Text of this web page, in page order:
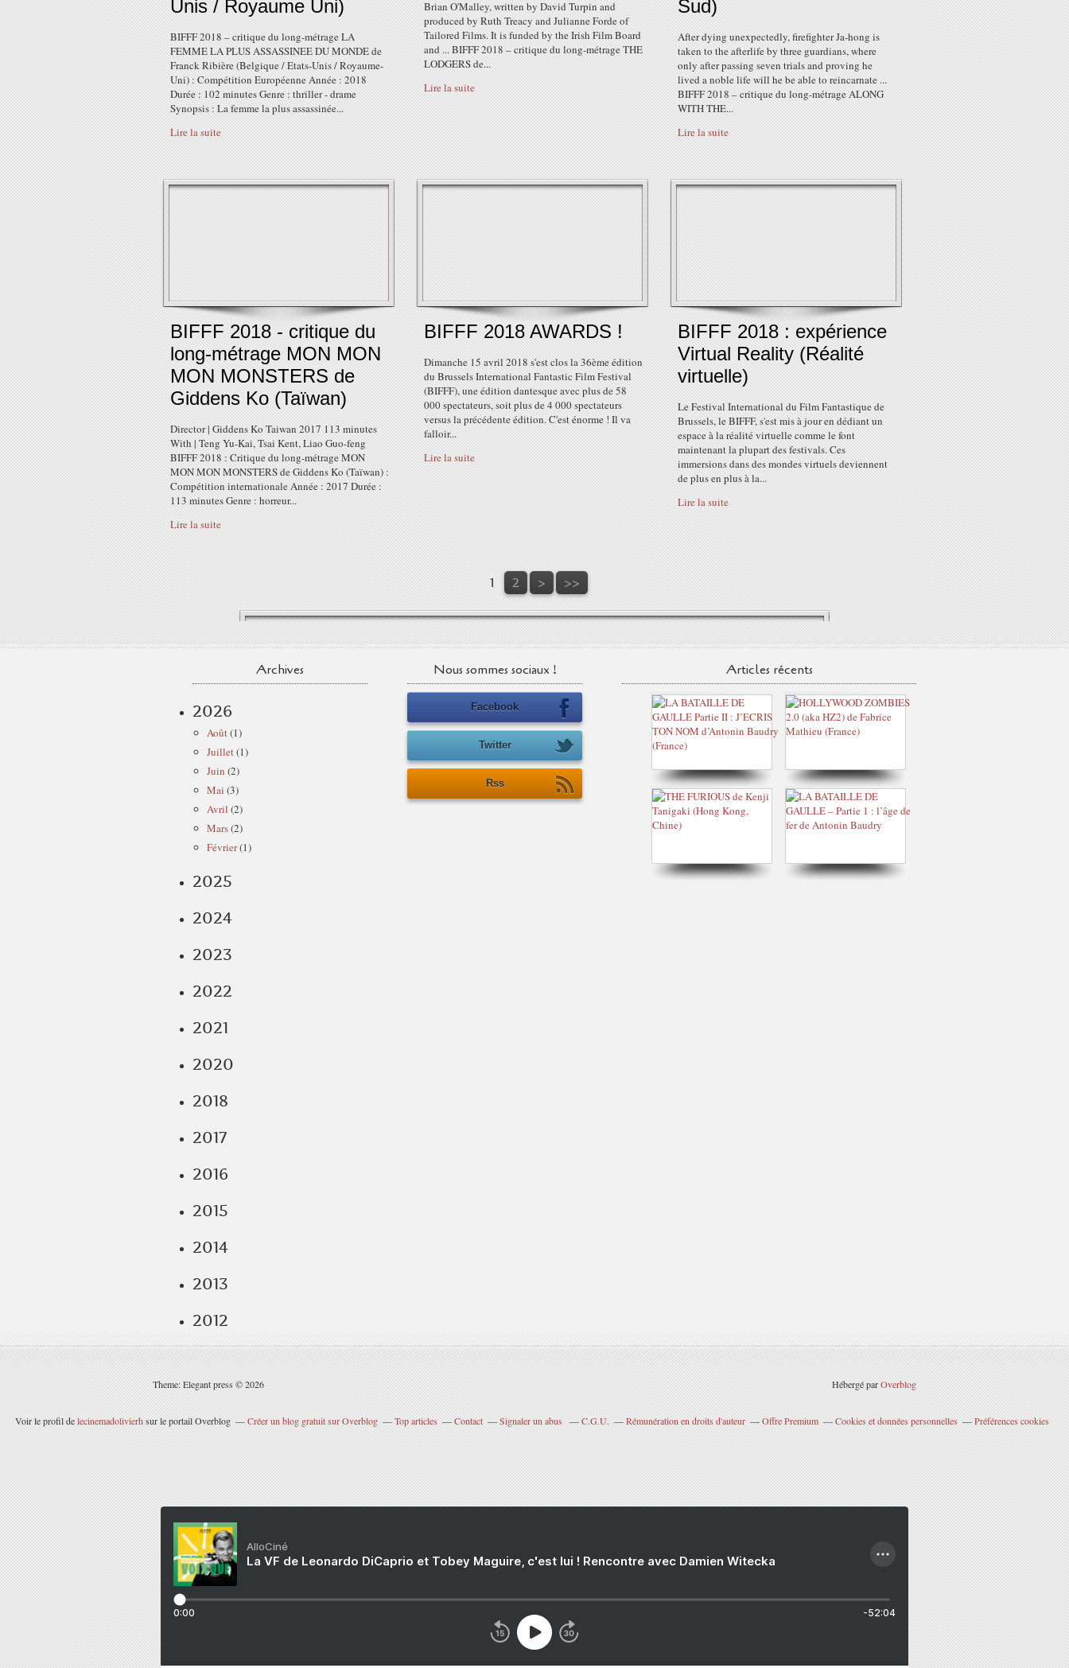
Unis / Royaume Uni)
BIFFF 2018 – critique du long-métrage LA
FEMME LA PLUS ASSASSINEE DU MONDE de
Franck Ribière (Belgique / Etats-Unis / Royaume-
Uni) : Compétition Européenne Année : 2018
Durée : 102 minutes Genre : thriller - drame
Synopsis : La femme la plus assassinée...
Lire la suite
Brian O'Malley, written by David Turpin and
produced by Ruth Treacy and Julianne Forde of
Tailored Films. It is funded by the Irish Film Board
and ... BIFFF 2018 – critique du long-métrage THE
LODGERS de...
Lire la suite
Sud)
After dying unexpectedly, firefighter Ja-hong is
taken to the afterlife by three guardians, where
only after passing seven trials and proving he
lived a noble life will he be able to reincarnate ...
BIFFF 2018 – critique du long-métrage ALONG
WITH THE...
Lire la suite
BIFFF 2018 - critique du
long-métrage MON MON
MON MONSTERS de
Giddens Ko (Taïwan)
Director | Giddens Ko Taiwan 2017 113 minutes
With | Teng Yu-Kai, Tsai Kent, Liao Guo-feng
BIFFF 2018 : Critique du long-métrage MON
MON MON MONSTERS de Giddens Ko (Taïwan) :
Compétition internationale Année : 2017 Durée :
113 minutes Genre : horreur...
Lire la suite
BIFFF 2018 AWARDS !
Dimanche 15 avril 2018 s'est clos la 36ème édition
du Brussels International Fantastic Film Festival
(BIFFF), une édition dantesque avec plus de 58
000 spectateurs, soit plus de 4 000 spectateurs
versus la précédente édition. C'est énorme ! Il va
falloir...
Lire la suite
BIFFF 2018 : expérience
Virtual Reality (Réalité
virtuelle)
Le Festival International du Film Fantastique de
Brussels, le BIFFF, s'est mis à jour en dédiant un
espace à la réalité virtuelle comme le font
maintenant la plupart des festivals. Ces
immersions dans des mondes virtuels deviennent
de plus en plus à la...
Lire la suite
1 2 > >>
Archives
2026
Août(1)
Juillet(1)
Juin (2)
Mai (3)
Avril (2)
Mars(2)
Février(1)
2025
2024
2023
2022
2021
2020
2018
2017
2016
2015
2014
2013
2012
Nous sommes sociaux !
Facebook
Twitter
Rss
Articles récents
Theme: Elegant press © 2026 Hébergé parOverblog
Voir le profil delecinemadolivierhsur le portail Overblog Créer un blog gratuit sur Overblog Top articles Contact Signaler un abus C.G.U. Rémunération en droits d'auteur Offre Premium Cookies et données personnelles Préférences cookies
AlloCiné
La VF de Leonardo DiCaprio et Tobey Maguire, c'est lui ! Rencontre avec Damien Witecka
0:00 -52:04